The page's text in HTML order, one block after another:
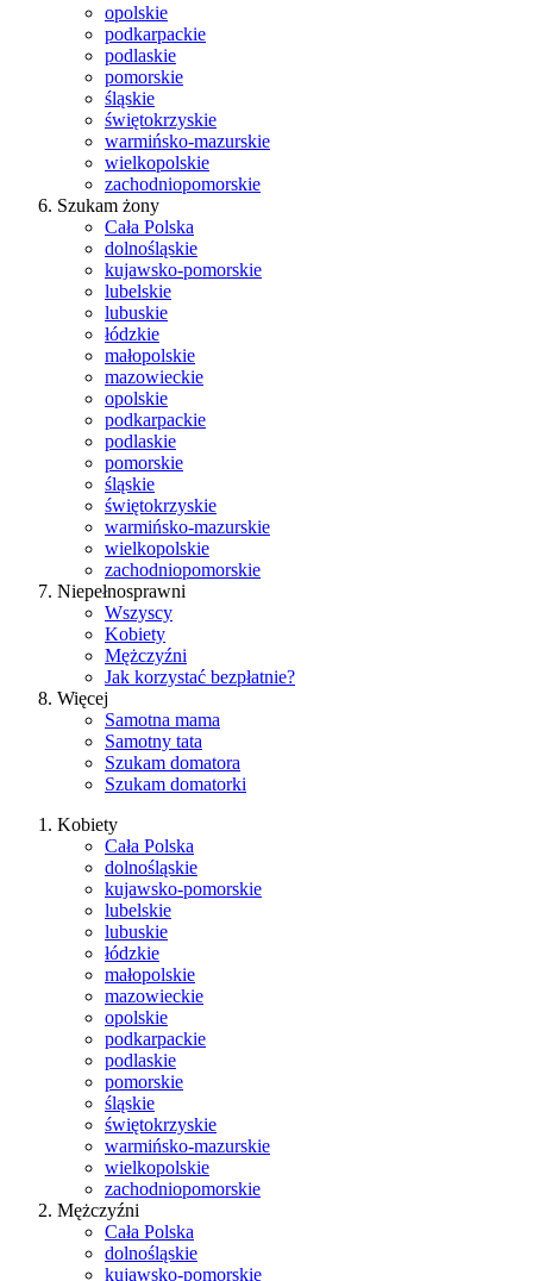
opolskie
podkarpackie
podlaskie
pomorskie
śląskie
świętokrzyskie
warmińsko-mazurskie
wielkopolskie
zachodniopomorskie
Szukam żony
Cała Polska
dolnośląskie
kujawsko-pomorskie
lubelskie
lubuskie
łódzkie
małopolskie
mazowieckie
opolskie
podkarpackie
podlaskie
pomorskie
śląskie
świętokrzyskie
warmińsko-mazurskie
wielkopolskie
zachodniopomorskie
Niepełnosprawni
Wszyscy
Kobiety
Mężczyźni
Jak korzystać bezpłatnie?
Więcej
Samotna mama
Samotny tata
Szukam domatora
Szukam domatorki
Kobiety
Cała Polska
dolnośląskie
kujawsko-pomorskie
lubelskie
lubuskie
łódzkie
małopolskie
mazowieckie
opolskie
podkarpackie
podlaskie
pomorskie
śląskie
świętokrzyskie
warmińsko-mazurskie
wielkopolskie
zachodniopomorskie
Mężczyźni
Cała Polska
dolnośląskie
kujawsko-pomorskie